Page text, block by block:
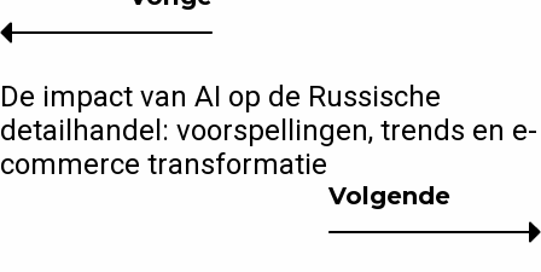
Volgende
De impact van AI op de Russische
detailhandel: voorspellingen, trends en e-
commerce transformatie